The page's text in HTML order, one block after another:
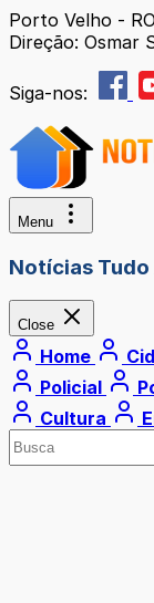
Porto Velho -
Direção: Osmar
Siga-nos:
Menu
Notícias Tudo
Close
Home
Policial
Cultura